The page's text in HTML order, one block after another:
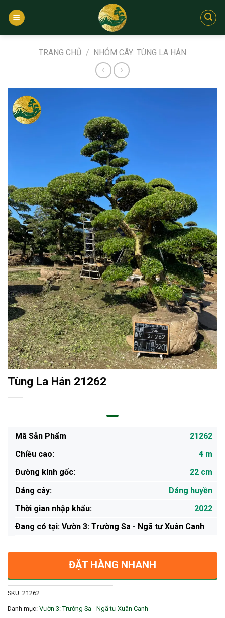
qua
TRANG CHỦ / NHÓM CÂY: TÙNG LA HÁN
Tùng La Hán 21262
Mã Sản Phẩm
21262
Chiều cao:
4 m
Đường kính gốc:
22 cm
Dáng cây:
Dáng huyền
Thời gian nhập khẩu:
2022
Ðang có tại: Vườn 3: Trường Sa - Ngã tư Xuân Canh
ĐẶT HÀNG NHANH
SKU: 21262
Danh mục: Vườn 3: Trường Sa - Ngã tư Xuân Canh